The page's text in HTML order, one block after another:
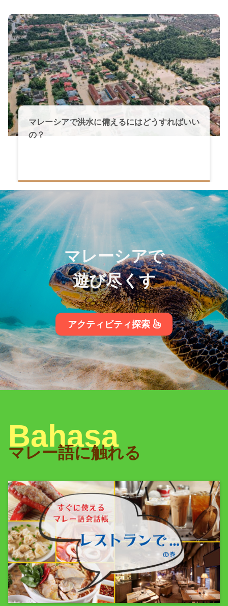
マレーシアで洪水に備えるにはどうすればいい
の？
マレーシアで
遊び尽くす
アクティビティ探索
マレー語に触れる